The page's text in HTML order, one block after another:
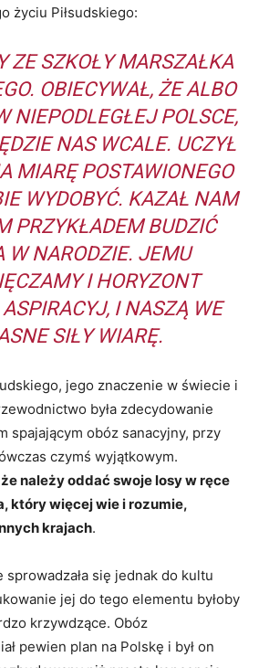
życiu Piłsudskiego:
ZE SZKOŁY MARSZAŁKA
OBIECYWAŁ, ŻE ALBO
NIEPODLEGŁEJ POLSCE,
NAS WCALE. UCZYŁ
MIARĘ POSTAWIONEGO
WYDOBYĆ. KAZAŁ NAM
PRZYKŁADEM BUDZIĆ
W NARODZIE. JEMU
I HORYZONT
I NASZĄ WE
SIŁY WIARĘ.
jego znaczenie w świecie i
była zdecydowanie
spajającym obóz sanacyjny, przy
czymś wyjątkowym.
należy oddać swoje losy w ręce
który więcej wie i rozumie,
krajach.
się jednak do kultu
jej do tego elementu byłoby
krzywdzące. Obóz
pewien plan na Polskę i był on